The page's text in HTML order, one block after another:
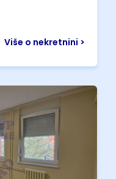
Više o nekretnini >